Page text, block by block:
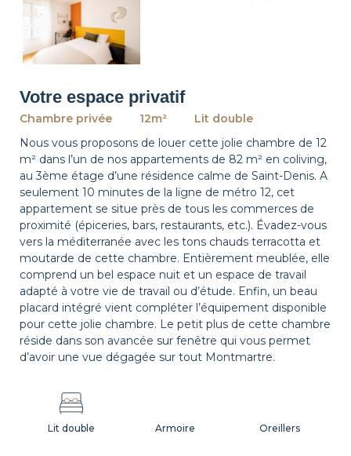
Votre espace privatif
Chambre privée 12m²
Lit double
Nous vous proposons de louer cette jolie chambre de 12
m² dans l’un de nos appartements de 82 m² en coliving,
au 3ème étage d’une résidence calme de Saint-Denis. A
seulement 10 minutes de la ligne de métro 12, cet
appartement se situe près de tous les commerces de
proximité (épiceries, bars, restaurants, etc.). Évadez-vous
vers la méditerranée avec les tons chauds terracotta et
moutarde de cette chambre. Entièrement meublée, elle
comprend un bel espace nuit et un espace de travail
adapté à votre vie de travail ou d’étude. Enfin, un beau
placard intégré vient compléter l’équipement disponible
pour cette jolie chambre. Le petit plus de cette chambre
réside dans son avancée sur fenêtre qui vous permet
d’avoir une vue dégagée sur tout Montmartre.
Oreillers
Armoire
Lit double